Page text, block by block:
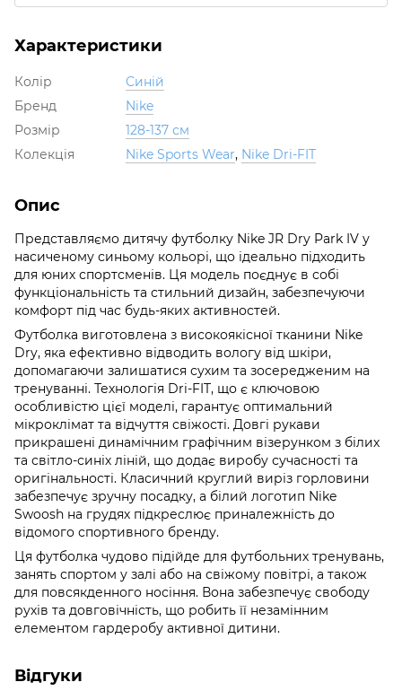
Характеристики
Колір
Синій
Бренд
Nike
Розмір
128-137 см
Колекція
Nike Sports Wear, Nike Dri-FIT
Опис
Представляємо дитячу футболку Nike JR Dry Park IV у
насиченому синьому кольорі, що ідеально підходить
для юних спортсменів. Ця модель поєднує в собі
функціональність та стильний дизайн, забезпечуючи
комфорт під час будь-яких активностей.
Футболка виготовлена з високоякісної тканини Nike
Dry, яка ефективно відводить вологу від шкіри,
допомагаючи залишатися сухим та зосередженим на
тренуванні. Технологія Dri-FIT, що є ключовою
особливістю цієї моделі, гарантує оптимальний
мікроклімат та відчуття свіжості. Довгі рукави
прикрашені динамічним графічним візерунком з білих
та світло-синіх ліній, що додає виробу сучасності та
оригінальності. Класичний круглий виріз горловини
забезпечує зручну посадку, а білий логотип Nike
Swoosh на грудях підкреслює приналежність до
відомого спортивного бренду.
Ця футболка чудово підійде для футбольних тренувань,
занять спортом у залі або на свіжому повітрі, а також
для повсякденного носіння. Вона забезпечує свободу
рухів та довговічність, що робить її незамінним
елементом гардеробу активної дитини.
Відгуки